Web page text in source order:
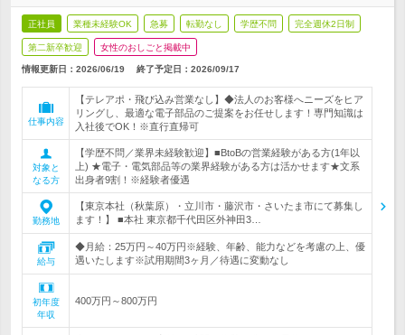
正社員 業種未経験OK 急募 転勤なし 学歴不問 完全週休2日制
第二新卒歓迎 女性のおしごと掲載中
情報更新日：2026/06/19 終了予定日： 2026/09/17
仕事内容
【テレアポ・飛び込み営業なし】◆法人のお客様へニーズをヒア
リングし、最適な電子部品のご提案をお任せします！専門知識は
入社後でOK！※直行直帰可
対象と
なる方
【学歴不問／業界未経験歓迎】■BtoBの営業経験がある方(1年以
上) ★電子・電気部品等の業界経験がある方は活かせます★文系
出身者9割！※経験者優遇
勤務地
【東京本社（秋葉原）・立川市・藤沢市・さいたま市にて募集し
ます！】 ■本社 東京都千代田区外神田3…
給与
◆月給：25万円～40万円※経験、年齢、能力などを考慮の上、優
遇いたします※試用期間3ヶ月／待遇に変動なし
初年度
年収
400万円～800万円